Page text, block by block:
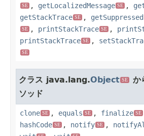
SE , getLocalizedMessage SE ,
getStackTrace SE , getSuppressed
SE , printStackTrace SE ,
printStackTrace SE ,
SE
クラス java.lang.Object SE
か
ソッド
clone SE , equals SE , finalize SE
hashCode SE , notify SE ,